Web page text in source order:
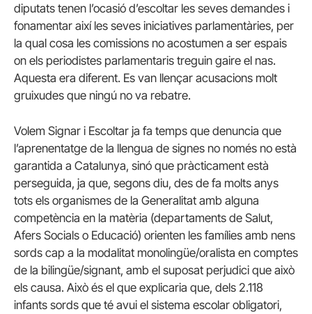
diputats tenen l’ocasió d’escoltar les seves demandes i
fonamentar així les seves iniciatives parlamentàries, per
la qual cosa les comissions no acostumen a ser espais
on els periodistes parlamentaris treguin gaire el nas.
Aquesta era diferent. Es van llençar acusacions molt
gruixudes que ningú no va rebatre.
Volem Signar i Escoltar ja fa temps que denuncia que
l’aprenentatge de la llengua de signes no només no està
garantida a Catalunya, sinó que pràcticament està
perseguida, ja que, segons diu, des de fa molts anys
tots els organismes de la Generalitat amb alguna
competència en la matèria (departaments de Salut,
Afers Socials o Educació) orienten les famílies amb nens
sords cap a la modalitat monolingüe/oralista en comptes
de la bilingüe/signant, amb el suposat perjudici que això
els causa. Això és el que explicaria que, dels 2.118
infants sords que té avui el sistema escolar obligatori,